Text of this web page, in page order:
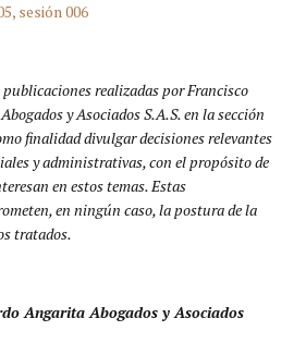
sesión 006
publicaciones realizadas por Francisco
y Asociados S.A.S. en la sección
finalidad divulgar decisiones relevantes
y administrativas, con el propósito de
en estos temas. Estas
en ningún caso, la postura de la
tratados.
Angarita Abogados y Asociados